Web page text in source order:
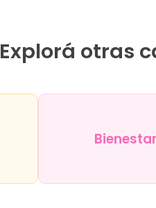
Explorá otras
Bienestar